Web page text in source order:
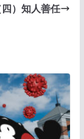
）知人善任